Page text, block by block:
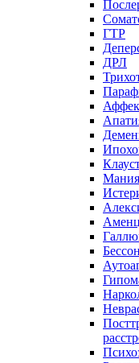
ГТР
ДРЛ
Мания